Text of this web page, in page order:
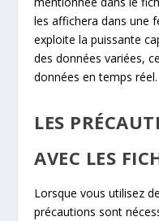
les affichera dans une
exploite la puissante
des données variées,
données en temps réel.
LES
AVEC LES
Lorsque vous utilisez
précautions sont